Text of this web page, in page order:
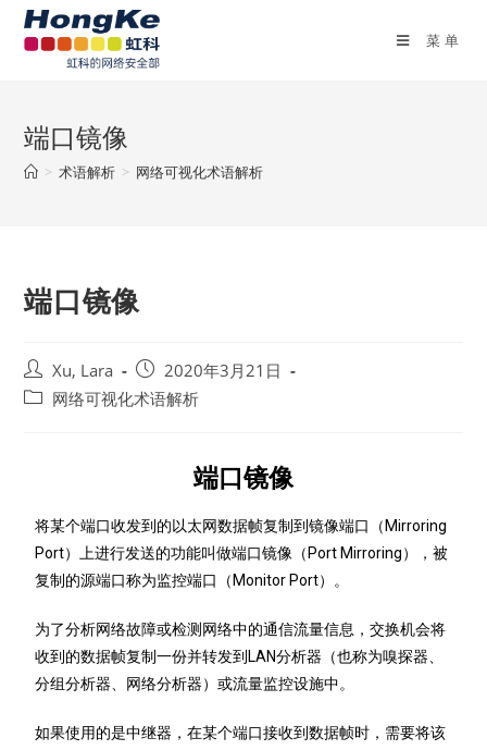
菜单
端口镜像
> 术语解析 > 网络可视化术语解析
端口镜像
Xu, Lara
2020年3月21日
网络可视化术语解析
端口镜像
将某个端口收发到的以太网数据帧复制到镜像端口（Mirroring
Port）上进行发送的功能叫做端口镜像（Port Mirroring），被
复制的源端口称为监控端口（Monitor Port）。
为了分析网络故障或检测网络中的通信流量信息，交换机会将
收到的数据帧复制一份并转发到LAN分析器（也称为嗅探器、
分组分析器、网络分析器）或流量监控设施中。
如果使用的是中继器，在某个端口接收到数据帧时，需要将该